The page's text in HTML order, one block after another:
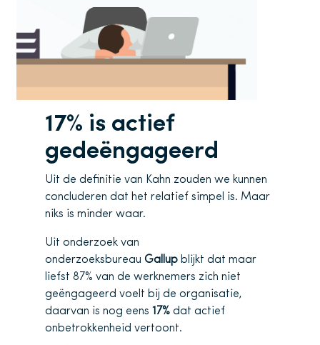
17% is actief
gedeëngageerd
Uit de definitie van Kahn zouden we kunnen
concluderen dat het relatief simpel is. Maar
niks is minder waar.
Uit onderzoek van
onderzoeksbureau Gallup blijkt dat maar
liefst 87% van de werknemers zich niet
geëngageerd voelt bij de organisatie,
daarvan is nog eens 17% dat actief
onbetrokkenheid vertoont.